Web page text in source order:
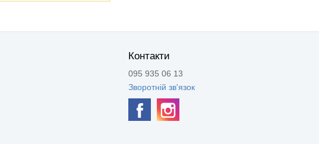
Контакти
095 935 06 13
Зворотній зв'язок